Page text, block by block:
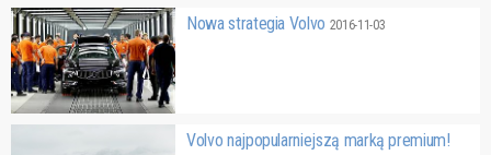
Nowa strategia Volvo 2016-11-03
Volvo najpopularniejszą marką premium!